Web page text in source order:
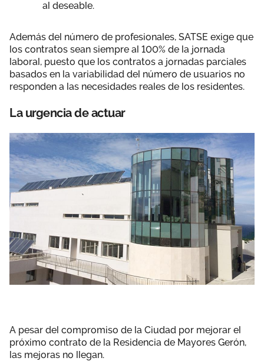
al deseable.
Además del número de profesionales, SATSE exige que
los contratos sean siempre al 100% de la jornada
laboral, puesto que los contratos a jornadas parciales
basados en la variabilidad del número de usuarios no
responden a las necesidades reales de los residentes.
La urgencia de actuar
A pesar del compromiso de la Ciudad por mejorar el
próximo contrato de la Residencia de Mayores Gerón,
las mejoras no llegan.